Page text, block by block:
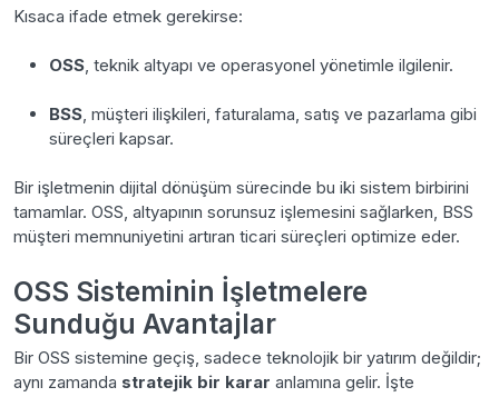
Kısaca ifade etmek gerekirse:
OSS, teknik altyapı ve operasyonel yönetimle ilgilenir.
BSS, müşteri ilişkileri, faturalama, satış ve pazarlama gibi
süreçleri kapsar.
Bir işletmenin dijital dönüşüm sürecinde bu iki sistem birbirini
tamamlar. OSS, altyapının sorunsuz işlemesini sağlarken, BSS
müşteri memnuniyetini artıran ticari süreçleri optimize eder.
OSS Sisteminin İşletmelere
Sunduğu Avantajlar
Bir OSS sistemine geçiş, sadece teknolojik bir yatırım değildir;
aynı zamanda stratejik bir karar anlamına gelir. İşte